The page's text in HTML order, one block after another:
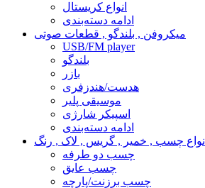
انواع کریستال
ادامه دسته‌بندی
میکروفن , بلندگو , قطعات صوتی
USB/FM player
بلندگو
بازر
هدست/هندزفری
موسیقی پلیر
اسپیکر شارژی
ادامه دسته‌بندی
انواع چسب , خمیر , گریس , لاک , رنگ
چسب دو طرفه
چسب عایق
چسب برزنت/پارچه